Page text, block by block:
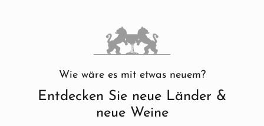
Wie wäre es mit etwas neuem?
Entdecken Sie neue Länder &
neue Weine